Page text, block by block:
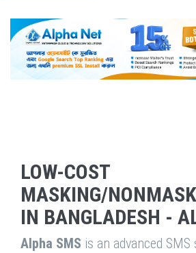
LOW-COST
MASKING/
IN BANGLADESH -
Alpha SMS is an advanced